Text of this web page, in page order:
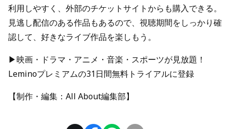
利用しやすく、外部のチケットサイトからも購入できる。
見逃し配信のある作品もあるので、視聴期間をしっかり確
認して、好きなライブ作品を楽しもう。
▶映画・ドラマ・アニメ・音楽・スポーツが見放題！
Leminoプレミアムの31日間無料トライアルに登録
【制作・編集：All About編集部】